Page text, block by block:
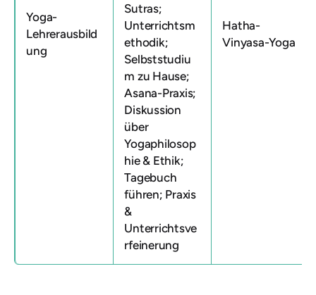
Yoga-
Lehrerausbild
ung
Sutras;
Unterrichtsm
ethodik;
Selbststudiu
m zu Hause;
Asana-Praxis;
Diskussion
über
Yogaphilosop
hie & Ethik;
Tagebuch
führen; Praxis
&
Unterrichtsve
rfeinerung
Hatha-
Vinyasa-Yoga